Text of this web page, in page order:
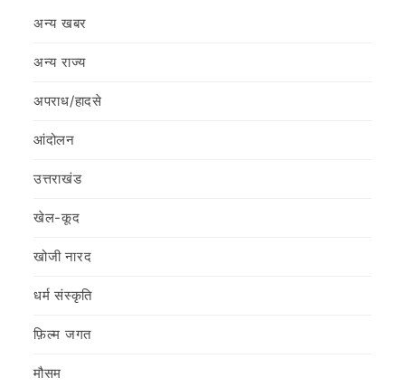
अन्य खबर
अन्य राज्य
अपराध/हादसे
आंदोलन
उत्तराखंड
खेल-कूद
खोजी नारद
धर्म संस्कृति
फ़िल्‍म जगत
मौसम